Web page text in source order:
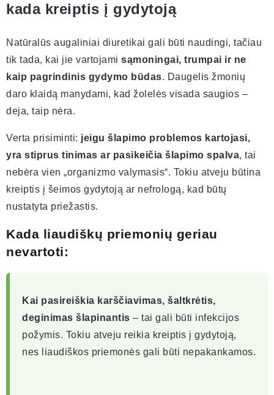
kada kreiptis į gydytoją
Natūralūs augaliniai diuretikai gali būti naudingi, tačiau
tik tada, kai jie vartojami sąmoningai, trumpai ir ne
kaip pagrindinis gydymo būdas. Daugelis žmonių
daro klaidą manydami, kad žolelės visada saugios –
deja, taip nėra.
Verta prisiminti: jeigu šlapimo problemos kartojasi,
yra stiprus tinimas ar pasikeičia šlapimo spalva, tai
nebėra vien „organizmo valymasis“. Tokiu atveju būtina
kreiptis į šeimos gydytoją ar nefrologą, kad būtų
nustatyta priežastis.
Kada liaudiškų priemonių geriau
nevartoti:
Kai pasireiškia karščiavimas, šaltkrėtis,
deginimas šlapinantis – tai gali būti infekcijos
požymis. Tokiu atveju reikia kreiptis į gydytoją,
nes liaudiškos priemonės gali būti nepakankamos.